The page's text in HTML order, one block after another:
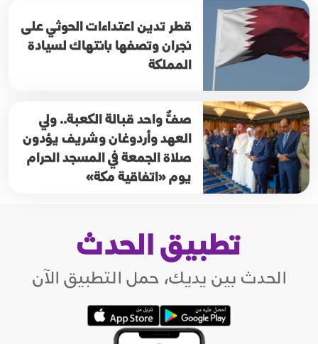
قطر تدين اعتداءات الحوثي على
نجران وتصفها بانتهاك لسيادة
المملكة
صفٌّ واحد قبالة الكعبة.. ولي
العهد وأردوغان وشريف يؤدون
صلاة الجمعة في المسجد الحرام
يوم «اتفاقية مكة»
تطبيق الحدث
الحدث بين يديك، حمل التطبيق الآن